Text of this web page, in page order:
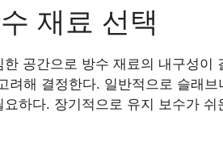
재료 선택
공간으로 방수 재료의 내구성이
려해 결정한다. 일반적으로 슬래
하다. 장기적으로 유지 보수가